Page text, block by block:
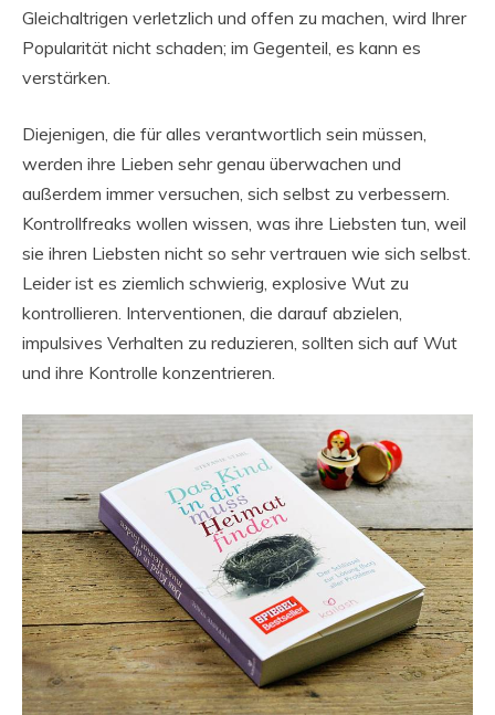
Gleichaltrigen verletzlich und offen zu machen, wird Ihrer
Popularität nicht schaden; im Gegenteil, es kann es
verstärken.
Diejenigen, die für alles verantwortlich sein müssen,
werden ihre Lieben sehr genau überwachen und
außerdem immer versuchen, sich selbst zu verbessern.
Kontrollfreaks wollen wissen, was ihre Liebsten tun, weil
sie ihren Liebsten nicht so sehr vertrauen wie sich selbst.
Leider ist es ziemlich schwierig, explosive Wut zu
kontrollieren. Interventionen, die darauf abzielen,
impulsives Verhalten zu reduzieren, sollten sich auf Wut
und ihre Kontrolle konzentrieren.